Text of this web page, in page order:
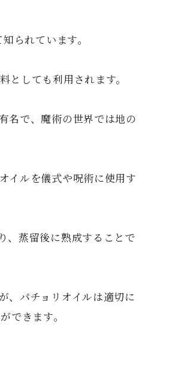
られています。
しても利用されます。
名で、魔術の世界では地の
イルを儀式や呪術に使用す
、蒸留後に熟成することで
、パチョリオイルは適切に
できます。